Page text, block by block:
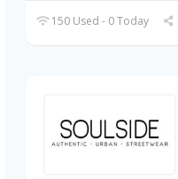
150 Used - 0 Today